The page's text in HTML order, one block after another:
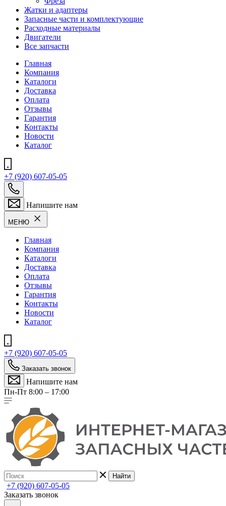
Жатки и адаптеры
Запасные части и комплектующие
Расходные материалы
Двигатели
Все запчасти
Главная
Компания
Каталоги
Доставка
Оплата
Отзывы
Гарантия
Контакты
Новости
Каталог
+7 (920) 607-05-05
Напишите нам
МЕНЮ
Главная
Компания
Каталоги
Доставка
Оплата
Отзывы
Гарантия
Контакты
Новости
Каталог
+7 (920) 607-05-05
Заказать звонок
Напишите нам
Пн-Пт 8:00 – 17:00
Найти
+7 (920) 607-05-05
Заказать звонок